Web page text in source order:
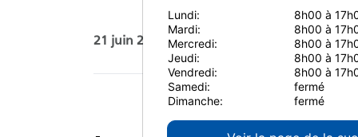
21 juin 2022 Imprimer la page
Lundi:
8h00 à
Mardi:
8h00 à
Mercredi:
8h00 à
Jeudi:
8h00 à
Vendredi:
8h00 à
Samedi:
fermé
Dimanche:
fermé